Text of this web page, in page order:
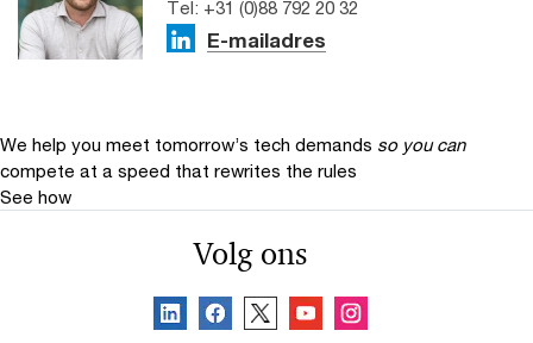
Tel: +31 (0)88 792 20 32
E-mailadres
We help you meet tomorrow’s tech demands so you can
compete at a speed that rewrites the rules
See how
Volg ons